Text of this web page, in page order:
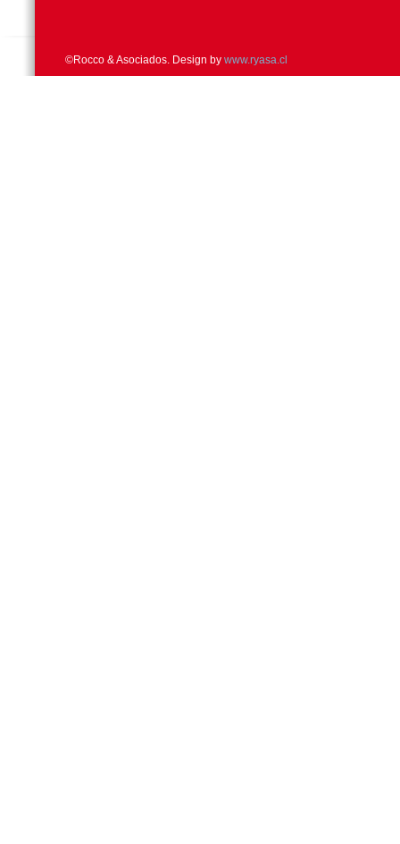
©Rocco & Asociados. Design by www.ryasa.cl